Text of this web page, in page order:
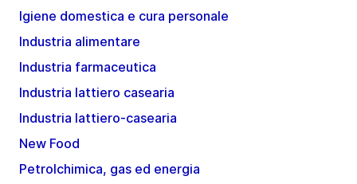
Igiene domestica e cura personale
Industria alimentare
Industria farmaceutica
Industria lattiero casearia
Industria lattiero-casearia
New Food
Petrolchimica, gas ed energia